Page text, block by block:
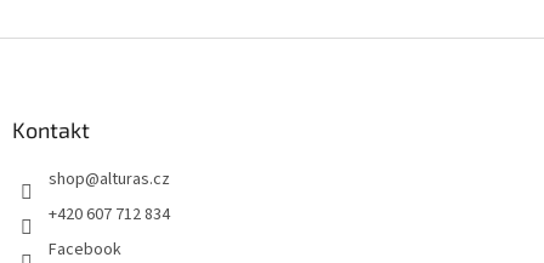
Kontakt
shop@alturas.cz
+420 607 712 834
Facebook